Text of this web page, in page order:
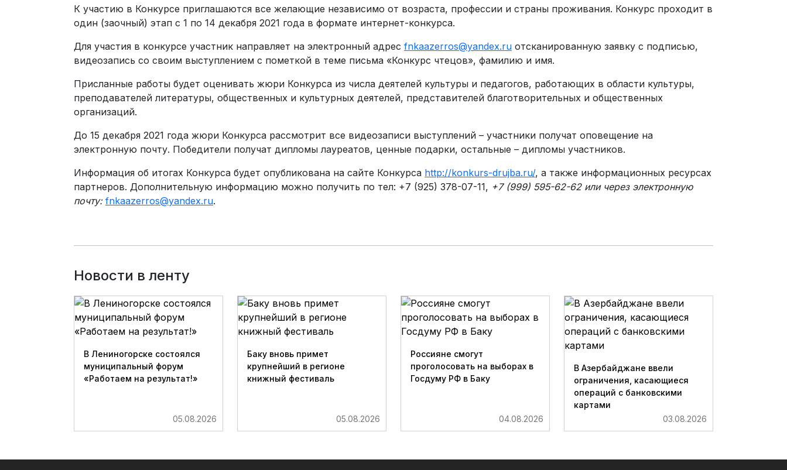
К участию в Конкурсе приглашаются все желающие независимо от возраста, профессии и страны проживания. Конкурс проходит в
один (заочный) этап с 1 по 14 декабря 2021 года в формате интернет-конкурса.
Для участия в конкурсе участник направляет на электронный адрес fnkaazerros@yandex.ru отсканированную заявку с подписью,
видеозапись со своим выступлением с пометкой в теме письма «Конкурс чтецов», фамилию и имя.
Присланные работы будет оценивать жюри Конкурса из числа деятелей культуры и педагогов, работающих в области культуры,
преподавателей литературы, общественных и культурных деятелей, представителей благотворительных и общественных
организаций.
До 15 декабря 2021 года жюри Конкурса рассмотрит все видеозаписи выступлений – участники получат оповещение на
электронную почту. Победители получат дипломы лауреатов, ценные подарки, остальные – дипломы участников.
Информация об итогах Конкурса будет опубликована на сайте Конкурса http://konkurs-drujba.ru/, а также информационных ресурсах
партнеров. Дополнительную информацию можно получить по тел: +7 (925) 378-07-11, +7 (999) 595-62-62 или через электронную
почту: fnkaazerros@yandex.ru.
Новости в ленту
В Лениногорске состоялся
муниципальный форум
«Работаем на результат!»
05.08.2026
Баку вновь примет
крупнейший в регионе
книжный фестиваль
05.08.2026
Россияне смогут
проголосовать на выборах в
Госдуму РФ в Баку
04.08.2026
В Азербайджане ввели
ограничения, касающиеся
операций с банковскими
картами
03.08.2026